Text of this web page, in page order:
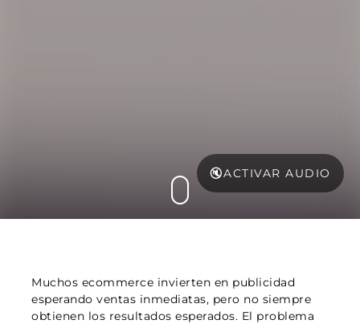
🔇ACTIVAR AUDIO
Muchos ecommerce invierten en publicidad
esperando ventas inmediatas, pero no siempre
obtienen los resultados esperados. El problema